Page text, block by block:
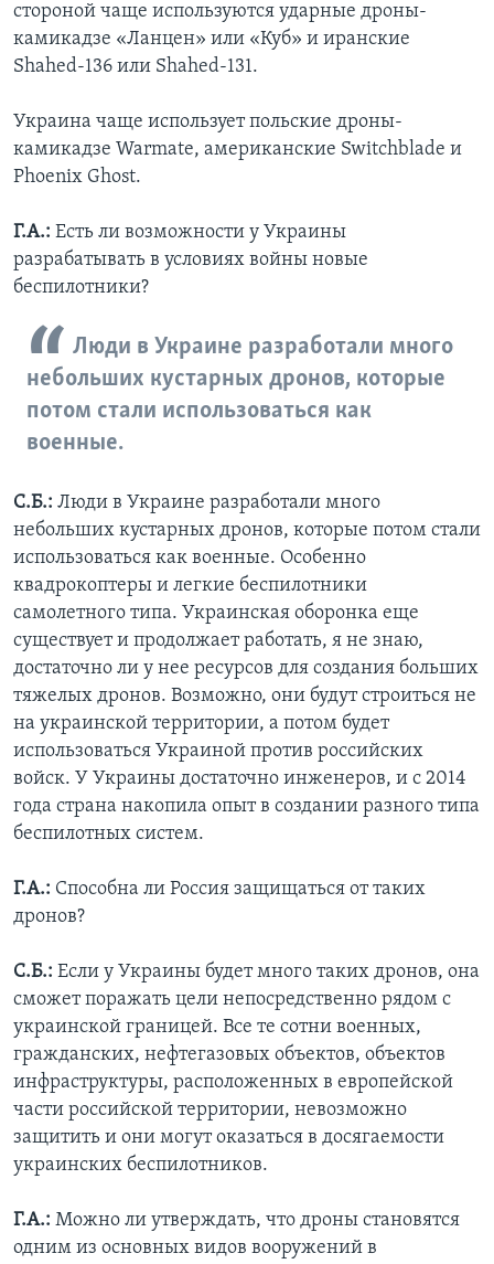
стороной чаще используются ударные дроны-
камикадзе «Ланцен» или «Куб» и иранские
Shahed-136 или Shahed-131.
Украина чаще использует польские дроны-
камикадзе Warmate, американские Switchblade и
Phoenix Ghost.
Г.А.: Есть ли возможности у Украины
разрабатывать в условиях войны новые
беспилотники?
Люди в Украине разработали много
небольших кустарных дронов, которые
потом стали использоваться как
военные.
С.Б.: Люди в Украине разработали много
небольших кустарных дронов, которые потом стали
использоваться как военные. Особенно
квадрокоптеры и легкие беспилотники
самолетного типа. Украинская оборонка еще
существует и продолжает работать, я не знаю,
достаточно ли у нее ресурсов для создания больших
тяжелых дронов. Возможно, они будут строиться не
на украинской территории, а потом будет
использоваться Украиной против российских
войск. У Украины достаточно инженеров, и с 2014
года страна накопила опыт в создании разного типа
беспилотных систем.
Г.А.: Способна ли Россия защищаться от таких
дронов?
С.Б.: Если у Украины будет много таких дронов, она
сможет поражать цели непосредственно рядом с
украинской границей. Все те сотни военных,
гражданских, нефтегазовых объектов, объектов
инфраструктуры, расположенных в европейской
части российской территории, невозможно
защитить и они могут оказаться в досягаемости
украинских беспилотников.
Г.А.: Можно ли утверждать, что дроны становятся
одним из основных видов вооружений в